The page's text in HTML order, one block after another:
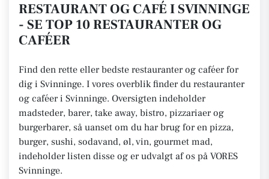
RESTAURANT OG CAFÉ I SVINNINGE
- SE TOP 10 RESTAURANTER OG
CAFÉER
Find den rette eller bedste restauranter og caféer for
dig i Svinninge. I vores overblik finder du restauranter
og caféer i Svinninge. Oversigten indeholder
madsteder, barer, take away, bistro, pizzariaer og
burgerbarer, så uanset om du har brug for en pizza,
burger, sushi, sodavand, øl, vin, gourmet mad,
indeholder listen disse og er udvalgt af os på VORES
Svinninge.